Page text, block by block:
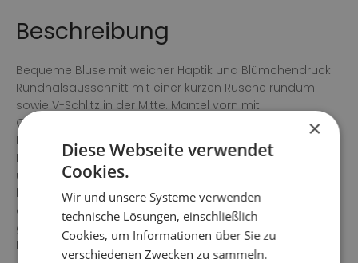
Beschreibung
Bequeme Bluse mit weicher Haptik und Blümchendruck.
Rundhalsausschnitt mit einer kurzen Rüsche rundum
sowie V-Schlitz in der Mitte. Mantel vorn mit
Overlockkanten und in der Mitte mit dezenten
Metallknöpfen in passender Farbe geknöpft.
Dreiviertellange Ballonärmel mit Halteband und Knopf
unten. Die Gesamtlänge in Größe S beträgt ab dem
höchsten Punkt unter dem Kragen 63 cm. Das Model auf
dem Bild ist 178 cm groß und trägt Größe Small. Unsere
großen Größen fallen normal aus, während unsere
kleineren Größen etwas großzügiger ausfallen.
×
Diese Webseite verwendet
Cookies.
Wir und unsere Systeme verwenden
technische Lösungen, einschließlich
Cookies, um Informationen über Sie zu
verschiedenen Zwecken zu sammeln.